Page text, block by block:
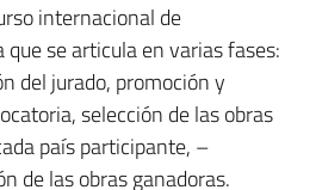
internacional de
se articula en varias fases:
del jurado, promoción y
selección de las obras
país participante, –
de las obras ganadoras.